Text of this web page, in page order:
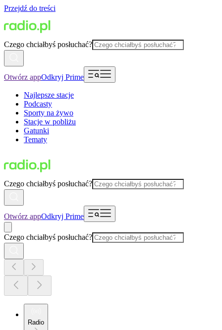
Przejdź do treści
Czego chciałbyś posłuchać?
Otwórz appOdkryj Prime
Najlepsze stacje
Podcasty
Sporty na żywo
Stacje w pobliżu
Gatunki
Tematy
Czego chciałbyś posłuchać?
Otwórz appOdkryj Prime
Czego chciałbyś posłuchać?
Radio